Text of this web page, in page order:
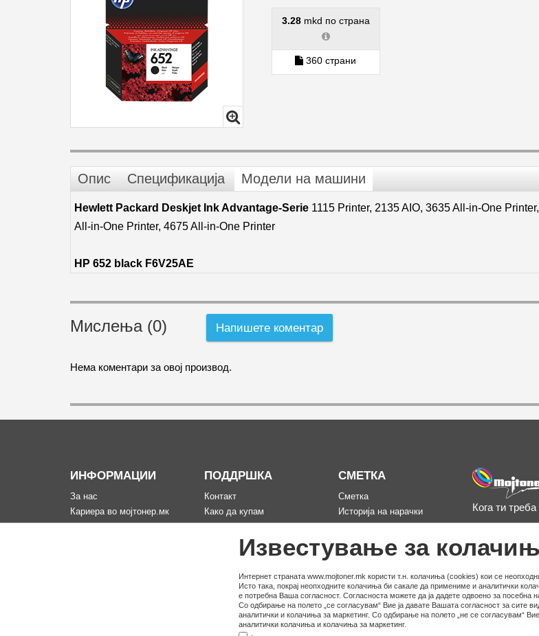
Известување за
Интернет страната www.mojtoner.mk користи т.н. колачиња (cookies) кои се
Исто така, покрај неопходните колачиња би сакале да примениме и аналитички
е потребна Ваша согласност. Согласноста можете да ја дадете одвоено за посебна
Со одбирање на полето „се согласувам“ Вие ја давате Вашата согласност за сите
аналитички и колачиња за маркетинг. Со одбирање на полето „не се согласувам“
аналитички колачиња и колачиња за маркетинг.
3.28 mkd по страна
360 страни
Опис Спецификација Модели на машини
Hewlett Packard Deskjet Ink Advantage-Serie 1115 Printer, 2135 AIO, 3635 All-in-One
All-in-One Printer, 4675 All-in-One Printer
HP 652 black F6V25AE
Мислења (0) Напишете коментар
Нема коментари за овој производ.
ИНФОРМАЦИИ
За нас
Кариера во мојтонер.мк
Информации за испорака
ПОДДРШКА
Контакт
Како да купам
Рекламација за производ
Мапа на сајтот
СМЕТКА
Сметка
Историја на нарачки
Омилени
Кога ти